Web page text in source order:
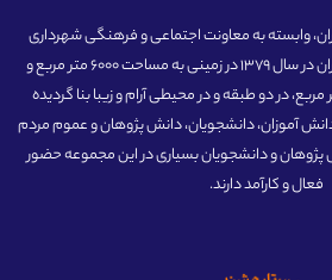
وابسته به معاونت اجتماعی و فرهنگی شهرداری
منطقه یک تهران، در شمال تهران در سال 1379 در زمینی به مساحت 6000 متر مربع و
با زیر بنای 3000 متر مربع، در دو طبقه و در محیطی آرام و زیبا بنا گردیده
آموزان، دانشجویان، دانش پژوهان و عموم مردم
پژوهان و دانشجویان بسیاری در این مجموعه حضور
فعال و کارآمد دارند.